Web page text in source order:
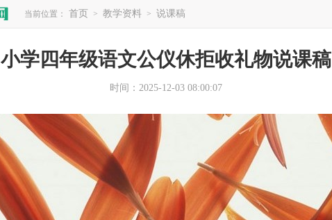
当前位置： 首页 > 教学资料 > 说课稿
小学四年级语文公仪休拒收礼物说课稿
时间：2025-12-03 08:00:07